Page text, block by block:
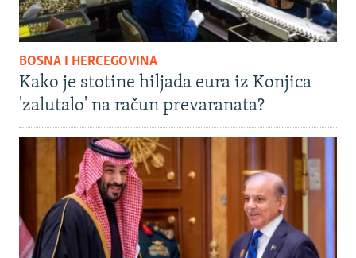
BOSNA I HERCEGOVINA
Kako je stotine hiljada eura iz Konjica
'zalutalo' na račun prevaranata?